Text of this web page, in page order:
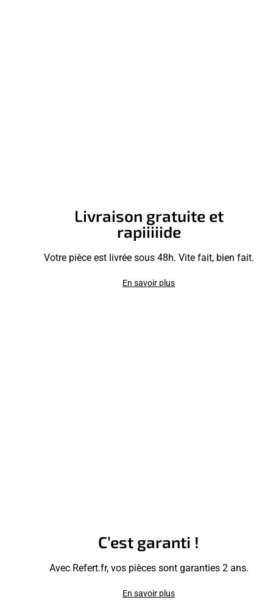
Livraison gratuite et
rapiiiiide
Votre pièce est livrée sous 48h. Vite fait, bien fait.
En savoir plus
C’est garanti !
Avec Refert.fr, vos pièces sont garanties 2 ans.
En savoir plus